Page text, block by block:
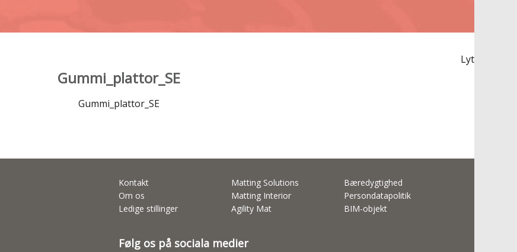
Lyt
Gummi_plattor_SE
Gummi_plattor_SE
Kontakt
Om os
Ledige stillinger
Matting Solutions
Matting Interior
Agility Mat
Bæredygtighed
Persondatapolitik
BIM-objekt
Følg os på sociala medier